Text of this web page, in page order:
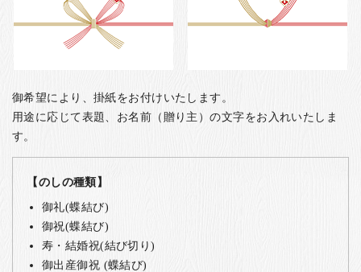
御希望により、掛紙をお付けいたします。
用途に応じて表題、お名前（贈り主）の文字をお入れいたしま
す。
【のしの種類】
御礼(蝶結び)
御祝(蝶結び)
寿・結婚祝(結び切り)
御出産御祝 (蝶結び)